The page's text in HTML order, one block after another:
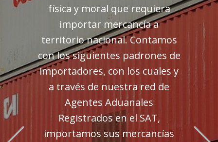
física y moral que requiera
importar mercancía a
territorio nacional. Contamos
con los siguientes padrones de
importadores, con los cuales y
a través de nuestra red de
Agentes Aduanales
Registrados en el SAT,
importamos sus mercancías
Previous